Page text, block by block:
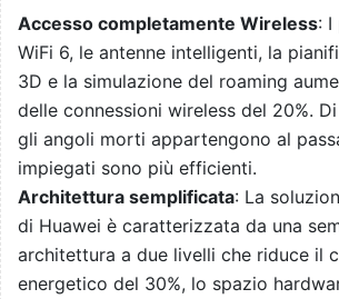
Accesso completamente Wireless: I
WiFi 6, le antenne intelligenti, la
3D e la simulazione del roaming
delle connessioni wireless del 20%.
gli angoli morti appartengono al
impiegati sono più efficienti.
Architettura semplificata: La
di Huawei è caratterizzata da una
architettura a due livelli che riduce il
energetico del 30%, lo spazio